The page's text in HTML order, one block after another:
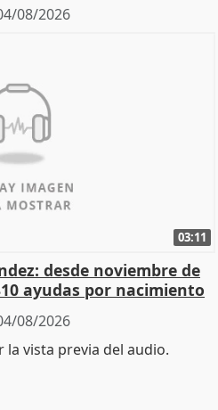
08/2026
03:11
desde noviembre de
ayudas por nacimiento
08/2026